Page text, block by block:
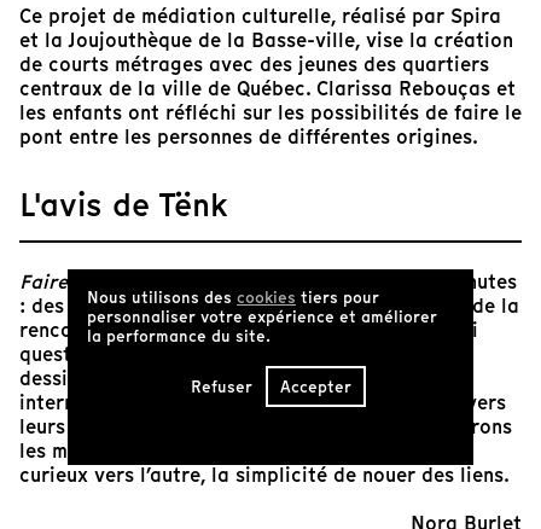
Ce projet de médiation culturelle, réalisé par Spira
et la Joujouthèque de la Basse-ville, vise la création
de courts métrages avec des jeunes des quartiers
centraux de la ville de Québec. Clarissa Rebouças et
les enfants ont réfléchi sur les possibilités de faire le
pont entre les personnes de différentes origines.
L'avis de Tënk
Faire le pont
est un film bonbon de quelques minutes
: des enfants nous emportent dans la simplicité de la
rencontre et de la découverte de l’autre. Ceux-ci
questionnent des inconnu.e.s, partagent leurs
dessins et leurs couleurs favorites tout en
interrogeant leur rapport au monde. C’est à travers
leurs paroles et interactions que nous redécouvrons
les mouvements de l’enfance : un élan naturel et
curieux vers l’autre, la simplicité de nouer des liens.
Nora Burlet
Nous utilisons des cookies tiers pour
personnaliser votre expérience et améliorer
la performance du site.
Refuser Accepter